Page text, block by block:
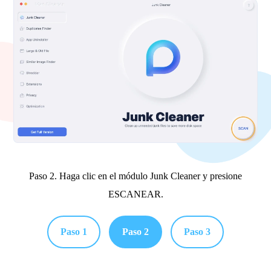
Paso 2. Haga clic en el módulo Junk Cleaner y presione
ESCANEAR.
Paso 1 Paso 2 Paso 3